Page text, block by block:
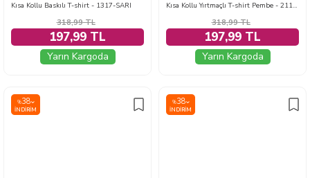
Kısa Kollu Baskılı T-shirt - 1317-SARI
318,99TL
197,99 TL
Yarın Kargoda
Kısa Kollu Yırtmaçlı T-shirt Pembe - 2113-PEMBE
318,99TL
197,99 TL
Yarın Kargoda
%38
İNDIRIM
%38
İNDIRIM